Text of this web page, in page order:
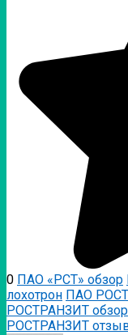
0 ПАО «РСТ» обзор
лохотрон ПАО
РОСТРАНЗИТ обзор
РОСТРАНЗИТ